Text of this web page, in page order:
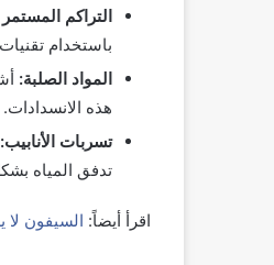
التراكم
باستخدام
المواد الصلبة:
هذه الانسدادات.
تسربات الأنابيب:
تدفق المياه
اقرأ أيضاً: السيفون